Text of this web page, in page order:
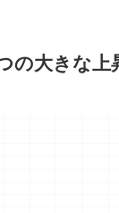
の大きな上